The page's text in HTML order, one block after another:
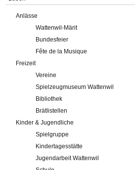
Anlässe
Wattenwil-Märit
Bundesfeier
Fête de la Musique
Freizeit
Vereine
Spielzeugmuseum Wattenwil
Bibliothek
Brätlistellen
Kinder & Jugendliche
Spielgruppe
Kindertagesstätte
Jugendarbeit Wattenwil